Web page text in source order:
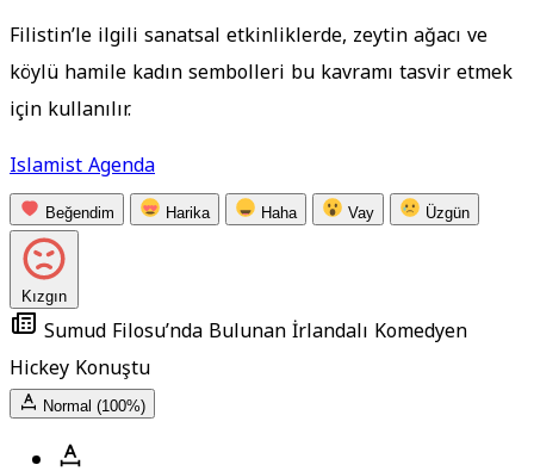
Filistin’le ilgili sanatsal etkinliklerde, zeytin ağacı ve
köylü hamile kadın sembolleri bu kavramı tasvir etmek
için kullanılır.
Islamist Agenda
Beğendim Harika Haha Vay Üzgün
Kızgın
Sumud Filosu’nda Bulunan İrlandalı Komedyen
Hickey Konuştu
Normal (100%)